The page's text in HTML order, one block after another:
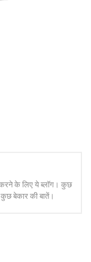
के लिए ये ब्लॉग। कुछ
बेकार की बातें।